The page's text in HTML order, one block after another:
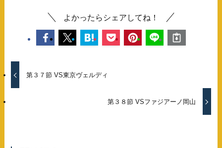
よかったらシェアしてね！
第３７節 VS東京ヴェルディ
第３８節 VSファジアーノ岡山